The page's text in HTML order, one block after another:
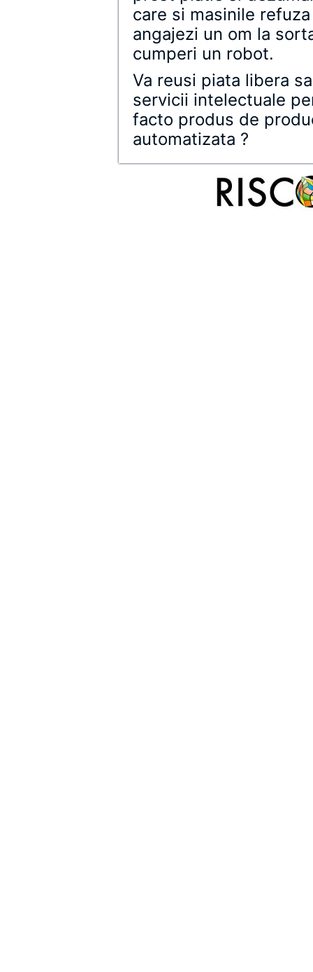
care si masinile
angajezi un om la
cumperi un robot.
Va reusi piata libera
servicii intelectuale
facto produs de
automatizata ?